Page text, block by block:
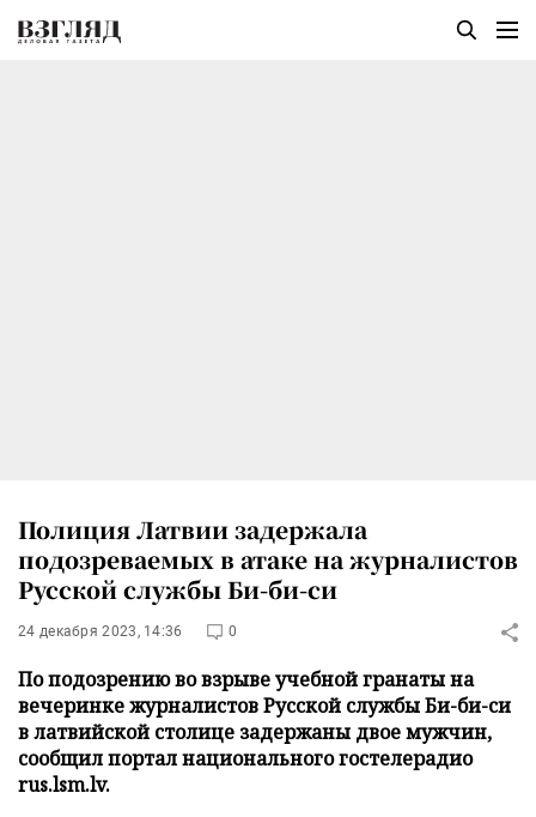
Полиция Латвии задержала
подозреваемых в атаке на журналистов
Русской службы Би-би-си
24 декабря 2023, 14:36 0
По подозрению во взрыве учебной гранаты на
вечеринке журналистов Русской службы Би-би-си
в латвийской столице задержаны двое мужчин,
сообщил портал национального гостелерадио
rus.lsm.lv.